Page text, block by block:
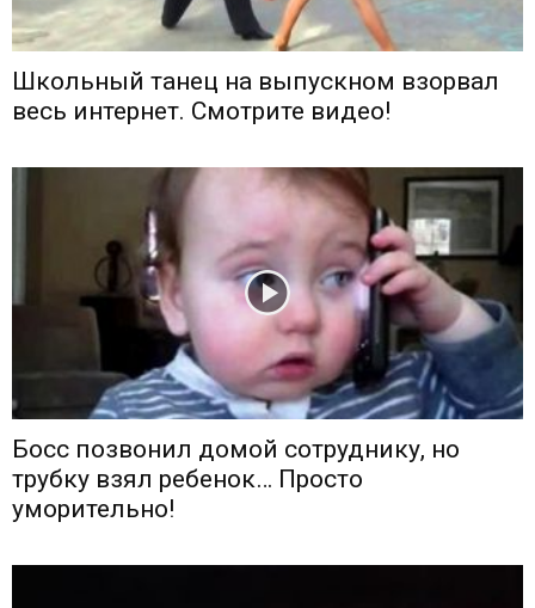
Школьный танец на выпускном взорвал
весь интернет. Смотрите видео!
Босс позвонил домой сотруднику, но
трубку взял ребенок… Просто
уморительно!